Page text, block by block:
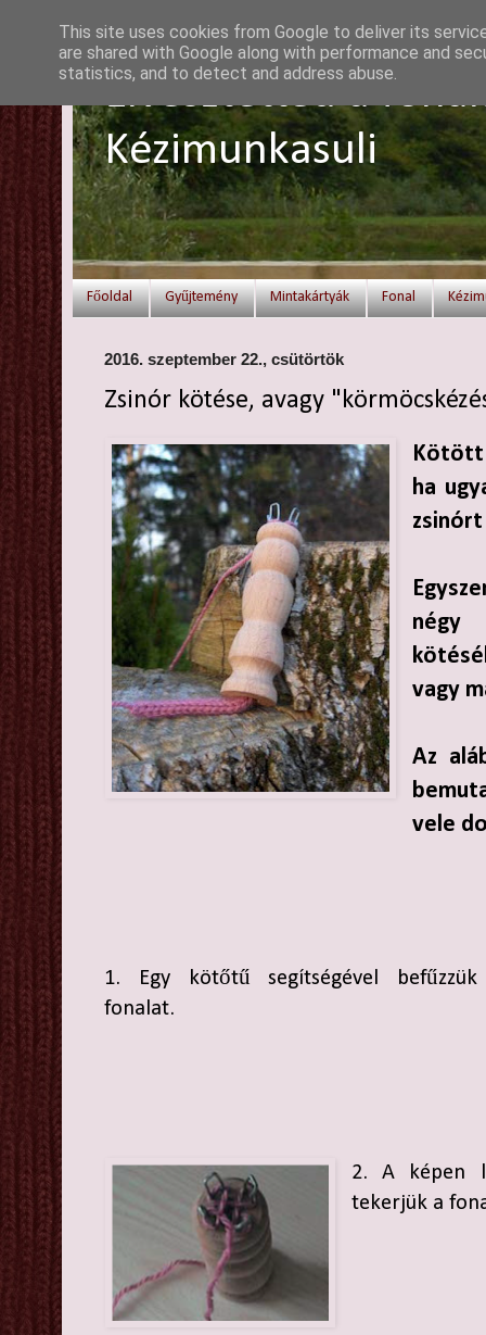
Elvesztetted a
Kézimunkasuli
Főoldal Gyűjtemény Mintakártyák Fonal
2016. szeptember 22., csütörtök
Zsinór kötése, avagy
Kötött
ha
vagy
Az
vele
1. Egy kötőtű segítségével
fonalat.
2. A képen
tekerjük a
This site uses cookies from Google to deliver its
are shared with Google along with performance and
statistics, and to detect and address abuse.